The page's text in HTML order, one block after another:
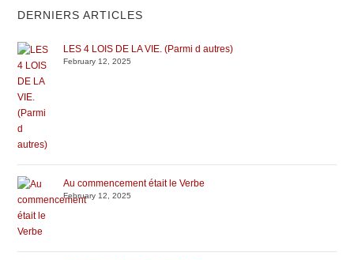
DERNIERS ARTICLES
LES 4 LOIS DE LA VIE. (Parmi d autres)
February 12, 2025
Au commencement était le Verbe
February 12, 2025